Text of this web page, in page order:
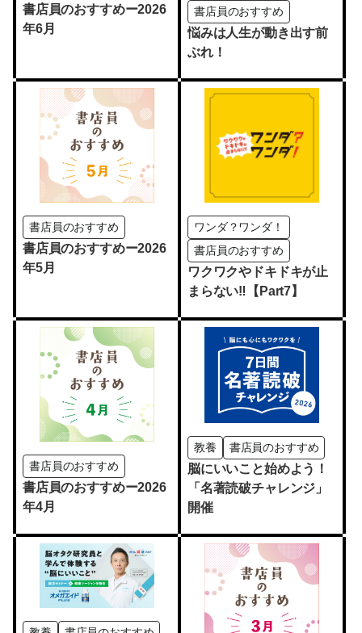
書店員のおすすめー2026
年6月
書店員のおすすめ
悩みは人生が動き出す前
ぶれ！
書店員のおすすめ
書店員のおすすめー2026
年5月
ワンダ？ワンダ！
書店員のおすすめ
ワクワクやドキドキが止
まらない‼【Part7】
書店員のおすすめ
書店員のおすすめー2026
年4月
教養 書店員のおすすめ
脳にいいこと始めよう！
「名著読破チャレンジ」
開催